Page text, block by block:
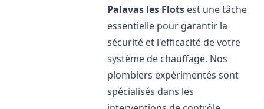
Palavas les Flots est une tâche
essentielle pour garantir la
sécurité et l'efficacité de votre
système de chauffage. Nos
plombiers expérimentés sont
spécialisés dans les